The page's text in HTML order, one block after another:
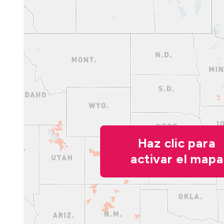
Haz clic para
activar el mapa